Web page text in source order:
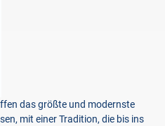
das größte und modernste
mit einer Tradition, die bis ins